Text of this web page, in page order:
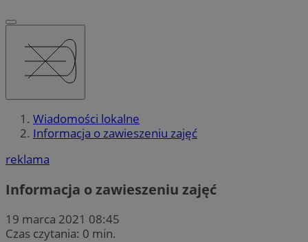
Wiadomości lokalne
Informacja o zawieszeniu zajęć
reklama
Informacja o zawieszeniu zajęć
19 marca 2021 08:45
Czas czytania: 0 min.